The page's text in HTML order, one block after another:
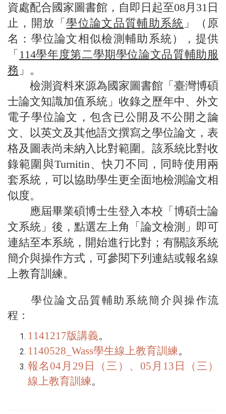
資處配合國家圖書館，自即日起至08月31日
止，開放「學位論文品質輔助系統 」（原
名：學位論文相似檢測輔助系統），提供
「 114學年度第二學期學位論文品質輔助服
務 」。
檢測資料來源為國家圖書館「臺灣博碩
士論文知識加值系統」收錄之歷年中、外文
電子學位論文，包含已公開及不公開之論
文、以英文及其他語文撰寫之學位論文，表
格及圖表尚未納入比對範圍。該系統比對收
錄範圍與Turnitin、快刀不同，同時使用兩
套系統，可以協助學生更全面地檢測論文相
似度。
應屆畢業碩博士生登入本校「博碩士論
文系統」後，點選左上角「論文檢測」即可
連結至本系統，開始進行比對；有關該系統
簡介與操作方式，可參閱下列連結或報名線
上教育訓練。
學位論文品質輔助系統簡介與操作流
程：
1141217版講義。
1140528_Wass學生線上教育訓練。
報名04月29日（三）、05月13日（三）
線上教育訓練。